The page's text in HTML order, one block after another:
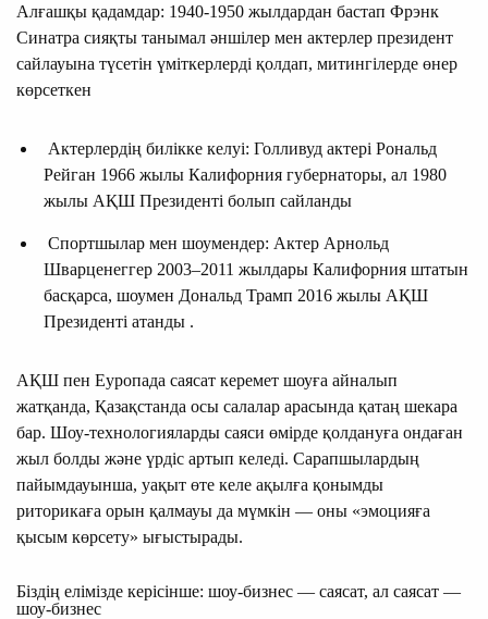
Алғашқы қадамдар: 1940-1950 жылдардан бастап Фрэнк
Синатра сияқты танымал әншілер мен актерлер президент
сайлауына түсетін үміткерлерді қолдап, митингілерде өнер
көрсеткен
Актерлердің билікке келуі: Голливуд актері Рональд
Рейган 1966 жылы Калифорния губернаторы, ал 1980
жылы АҚШ Президенті болып сайланды
Спортшылар мен шоумендер: Актер Арнольд
Шварценеггер 2003–2011 жылдары Калифорния штатын
басқарса, шоумен Дональд Трамп 2016 жылы АҚШ
Президенті атанды .
АҚШ пен Еуропада саясат керемет шоуға айналып
жатқанда, Қазақстанда осы салалар арасында қатаң шекара
бар. Шоу-технологияларды саяси өмірде қолдануға ондаған
жыл болды және үрдіс артып келеді. Сарапшылардың
пайымдауынша, уақыт өте келе ақылға қонымды
риторикаға орын қалмауы да мүмкін — оны «эмоцияға
қысым көрсету» ығыстырады.
Біздің елімізде керісінше: шоу-бизнес — саясат, ал саясат —
шоу-бизнес